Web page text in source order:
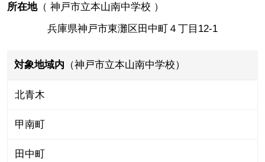
所在地（ 神戸市立本山南中学校 ）
兵庫県神戸市東灘区田中町４丁目12-1
対象地域内 （神戸市立本山南中学校）
北青木
甲南町
田中町